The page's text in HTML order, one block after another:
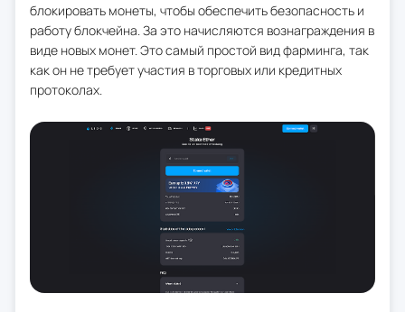
блокировать монеты, чтобы обеспечить безопасность и
работу блокчейна. За это начисляются вознаграждения в
виде новых монет. Это самый простой вид фарминга, так
как он не требует участия в торговых или кредитных
протоколах.